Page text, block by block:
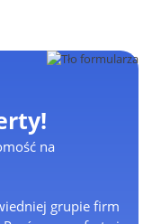
na
grupie firm